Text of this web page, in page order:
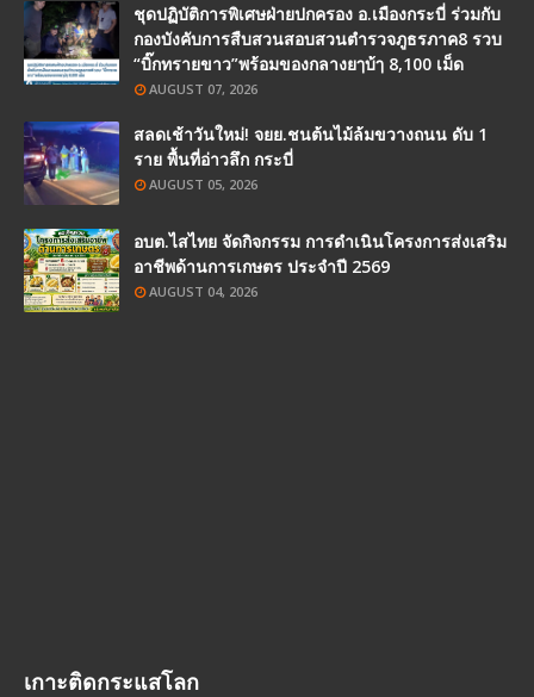
ชุดปฏิบัติการพิเศษฝ่ายปกครอง อ.เมืองกระบี่ ร่วมกับ
กองบังคับการสืบสวนสอบสวนตำรวจภูธรภาค8 รวบ
“บิ๊กทรายขาว”พร้อมของกลางยๅบ้ๅ 8,100 เม็ด
AUGUST 07, 2026
สลดเช้าวันใหม่! จยย.ชนต้นไม้ล้มขวางถนน ดับ 1
ราย พื้นที่อ่าวลึก กระบี่
AUGUST 05, 2026
อบต.ไสไทย จัดกิจกรรม การดำเนินโครงการส่งเสริม
อาชีพด้านการเกษตร ประจำปี 2569
AUGUST 04, 2026
เกาะติดกระแสโลก